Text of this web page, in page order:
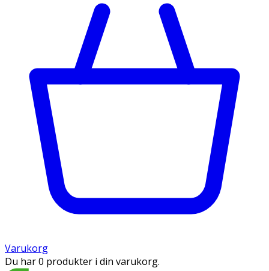
Varukorg
Du har 0 produkter i din varukorg.